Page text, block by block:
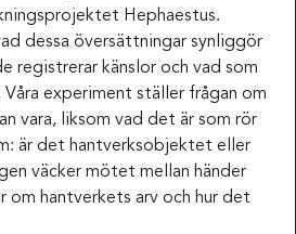
Hephaestus.
dessa översättningar synliggör
registrerar känslor och vad som
experiment ställer frågan om
vara, liksom vad det är som rör
är det hantverksobjektet eller
väcker mötet mellan händer
hantverkets arv och hur det